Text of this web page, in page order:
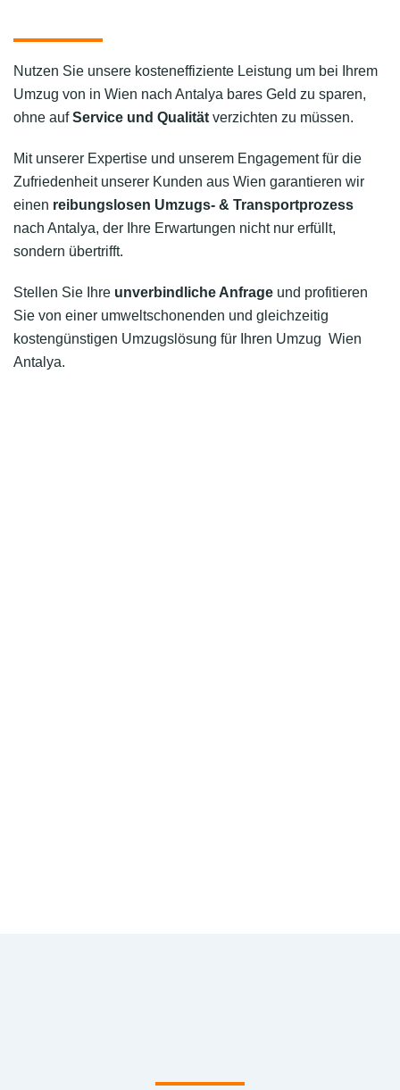
Nutzen Sie unsere kosteneffiziente Leistung um bei Ihrem
Umzug von in Wien nach Antalya bares Geld zu sparen,
ohne aufService und Qualität verzichten zu müssen.
Mit unserer Expertise und unserem Engagement für die
Zufriedenheit unserer Kunden aus Wien garantieren wir
einen reibungslosen Umzugs- & Transportprozess
nach Antalya, der Ihre Erwartungen nicht nur erfüllt,
sondern übertrifft.
Stellen Sie Ihre unverbindliche Anfrage und profitieren
Sie von einer umweltschonenden und gleichzeitig
kostengünstigen Umzugslösung für Ihren Umzug Wien
Antalya.